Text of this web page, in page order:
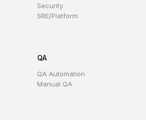
Security
SRE/Platform
QA
QA Automation
Manual QA